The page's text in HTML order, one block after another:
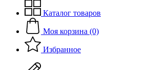
Каталог товаров
Моя корзина (0)
Избранное